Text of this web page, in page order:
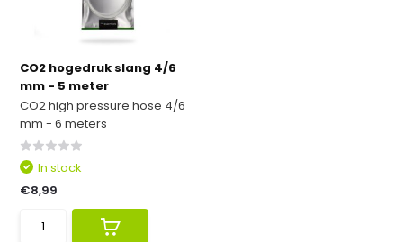
CO2 hogedruk slang 4/6
mm - 5 meter
CO2 high pressure hose 4/6
mm - 6 meters
In stock
€8,99